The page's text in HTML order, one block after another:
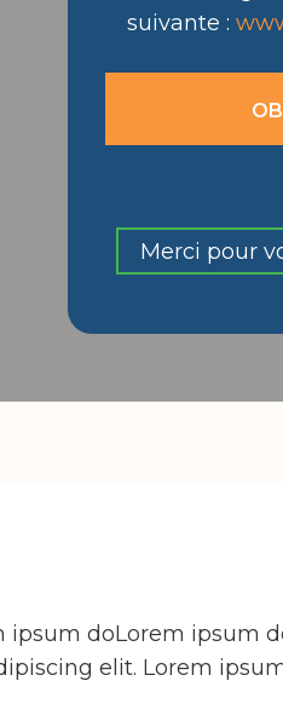
suivante :
Merci pour
ipsum doLorem ipsum
elit. Lorem